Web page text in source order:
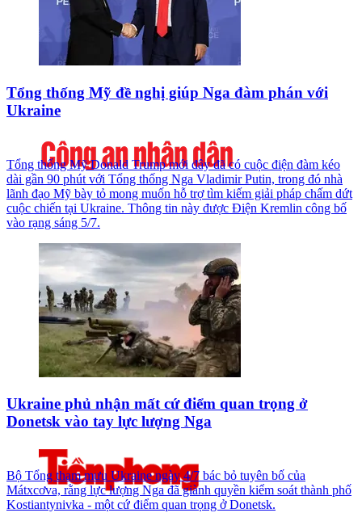
Tổng thống Mỹ đề nghị giúp Nga đàm phán với
Ukraine
Tổng thống Mỹ Donald Trump mới đây đã có cuộc điện đàm kéo
dài gần 90 phút với Tổng thống Nga Vladimir Putin, trong đó nhà
lãnh đạo Mỹ bày tỏ mong muốn hỗ trợ tìm kiếm giải pháp chấm dứt
cuộc chiến tại Ukraine. Thông tin này được Điện Kremlin công bố
vào rạng sáng 5/7.
Ukraine phủ nhận mất cứ điểm quan trọng ở
Donetsk vào tay lực lượng Nga
Bộ Tổng tham mưu Ukraine ngày 4/7 bác bỏ tuyên bố của
Mátxcơva, rằng lực lượng Nga đã giành quyền kiểm soát thành phố
Kostiantynivka - một cứ điểm quan trọng ở Donetsk.